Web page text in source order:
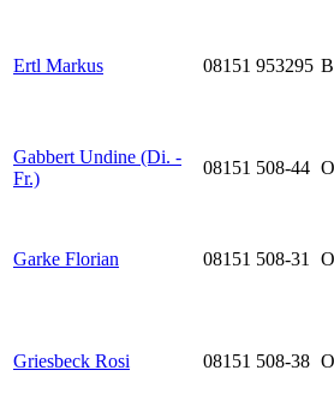
Ertl Markus 08151 953295
Gabbert Undine (Di. -
Fr.)
08151 508-44
Garke Florian 08151 508-31
Griesbeck Rosi 08151 508-38